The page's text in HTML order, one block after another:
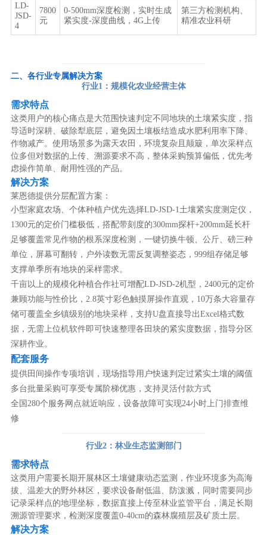
LD-
JSD-
4
7800
元
0-500mm深度检测，实时生成
紧实度-深度曲线，4G上传
第三方检测机构、
精准农业科研
二、各行业专属解决方案
行业1：规模化农业经营主体
需求特点
这类用户的核心痛点是大范围快速判定不同地块的土壤紧实度，指
导适时深耕、破除犁底层，避免因土壤板结造成水肥利用率下降、
作物减产。使用场景多为露天农田，环境复杂且颠簸，单次采样点
位多但对数据的上传、溯源要求不高，整体采购预算偏低，优先考
虑操作简单、耐用性强的产品。
解决方案
莱恩德提供分层配置方案：
小型家庭农场、个体种植户优先选择LD-JSD-1土壤紧实度测定仪，
1300元的定价门槛极低，搭配带刻度的300mm探杆+200mm延长杆
足够覆盖常见作物的根系深度检测，一键切换牛顿、公斤、磅三种
单位，屏幕可翻转，户外读数无需反复调整姿态，999组存储足够
支撑单季所有地块的采样需求。
千亩以上的规模化种植合作社可增配LD-JSD-2机型，2400元的定价
兼顾功能与性价比，2.8英寸彩色触摸屏操作直观，10万条大容量存
储可覆盖全乡镇级别的地块采样，支持U盘直接导出Excel格式数
据，无需上位机软件即可快速整理各田块的紧实度数据，指导分区
深耕作业。
配套服务
提供田间操作专项培训，现场指导用户快速判定过紧实土壤的阈值
多台批量采购可享受专属阶梯优惠，支持灵活付款方式
全国280个服务网点就近响应，设备故障可实现24小时上门排查维
修
行业2：林业生态监测部门
需求特点
这类用户需要长期开展林区土壤健康动态监测，作业环境多为高海
拔、温差大的野外林区，要求设备耐低温、防泼溅，同时需要同步
记录采样点的地理坐标，数据直接上传至林业监管平台，满足长期
溯源管理要求，检测深度覆盖0-40cm的森林腐殖层及矿质土层。
解决方案